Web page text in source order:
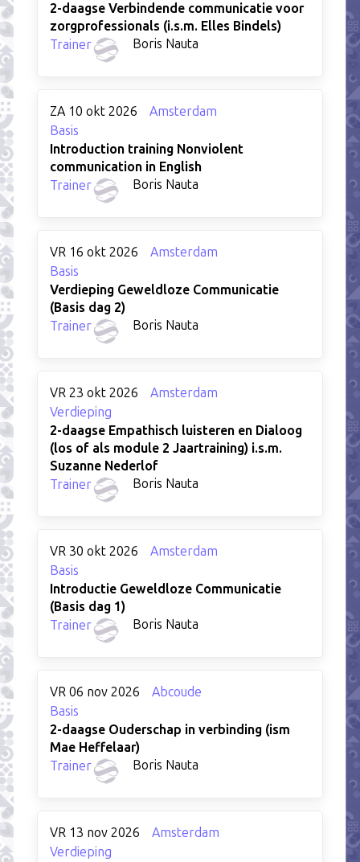
2-daagse Verbindende communicatie voor
zorgprofessionals (i.s.m. Elles Bindels)
Trainer
Boris Nauta
ZA 10 okt 2026
Amsterdam
Basis
Introduction training Nonviolent
communication in English
Trainer
Boris Nauta
VR 16 okt 2026
Amsterdam
Basis
Verdieping Geweldloze Communicatie
(Basis dag 2)
Trainer
Boris Nauta
VR 23 okt 2026
Amsterdam
Verdieping
2-daagse Empathisch luisteren en Dialoog
(los of als module 2 Jaartraining) i.s.m.
Suzanne Nederlof
Trainer
Boris Nauta
VR 30 okt 2026
Amsterdam
Basis
Introductie Geweldloze Communicatie
(Basis dag 1)
Trainer
Boris Nauta
VR 06 nov 2026
Abcoude
Basis
2-daagse Ouderschap in verbinding (ism
Mae Heffelaar)
Trainer
Boris Nauta
VR 13 nov 2026
Amsterdam
Verdieping